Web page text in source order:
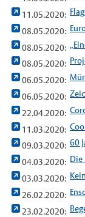
11.05.2020:
08.05.2020:
08.05.2020:
08.05.2020:
06.05.2020:
06.05.2020:
22.04.2020:
11.03.2020:
09.03.2020: 60
04.03.2020: Die
03.03.2020:
26.02.2020:
23.02.2020: